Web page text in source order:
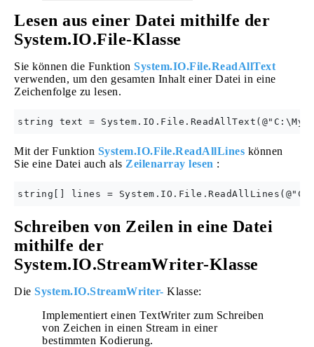
Lesen aus einer Datei mithilfe der
System.IO.File-Klasse
Sie können die Funktion System.IO.File.ReadAllText
verwenden, um den gesamten Inhalt einer Datei in eine
Zeichenfolge zu lesen.
Mit der Funktion System.IO.File.ReadAllLines können
Sie eine Datei auch als Zeilenarray lesen :
Schreiben von Zeilen in eine Datei
mithilfe der
System.IO.StreamWriter-Klasse
Die System.IO.StreamWriter- Klasse:
Implementiert einen TextWriter zum Schreiben
von Zeichen in einen Stream in einer
bestimmten Kodierung.